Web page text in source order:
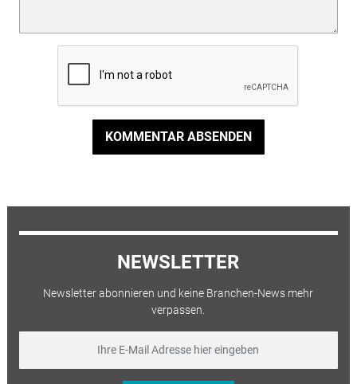
KOMMENTAR ABSENDEN
NEWSLETTER
Newsletter abonnieren und keine Branchen-News mehr
verpassen.